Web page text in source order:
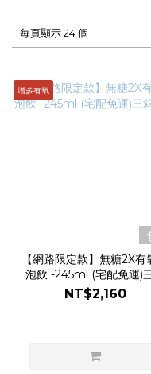
每頁顯示 24 個
增多有氧
【網路限定款】無糖2X有
泡飲 -245ml (宅配免運)
組合
NT$2,160